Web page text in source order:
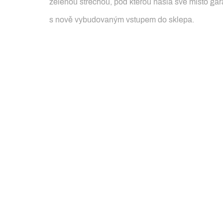
zelenou střechou, pod kterou našla své místo
s nově vybudovaným vstupem do sklepa.